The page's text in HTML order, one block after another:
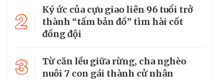
2
Ký ức của cựu giao liên 96 tuổi trở
thành “tấm bản đồ” tìm hài cốt
đồng đội
3
Từ căn lều giữa rừng, cha nghèo
nuôi 7 con gái thành cử nhân